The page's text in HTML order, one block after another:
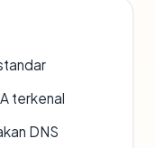
terkenal
DNS